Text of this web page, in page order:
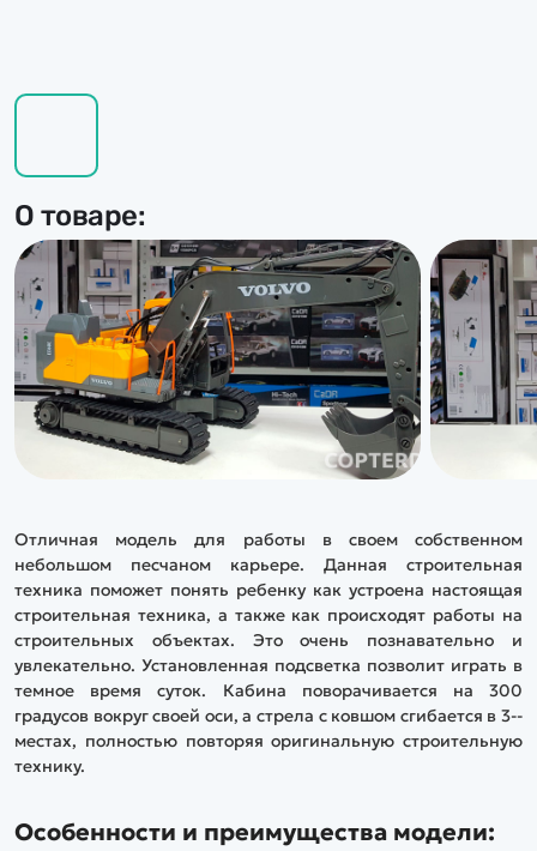
О товаре:
Отличная модель для работы в своем собственном
небольшом песчаном карьере. Данная строительная
техника поможет понять ребенку как устроена настоящая
строительная техника, а также как происходят работы на
строительных объектах. Это очень познавательно и
увлекательно. Установленная подсветка позволит играть в
темное время суток. Кабина поворачивается на 300
градусов вокруг своей оси, а стрела с ковшом сгибается в 3--
местах, полностью повторяя оригинальную строительную
технику.
Особенности и преимущества модели: